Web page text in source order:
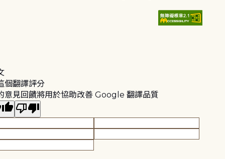
個翻譯評分
意見回饋將用於協助改善 Google 翻譯品質